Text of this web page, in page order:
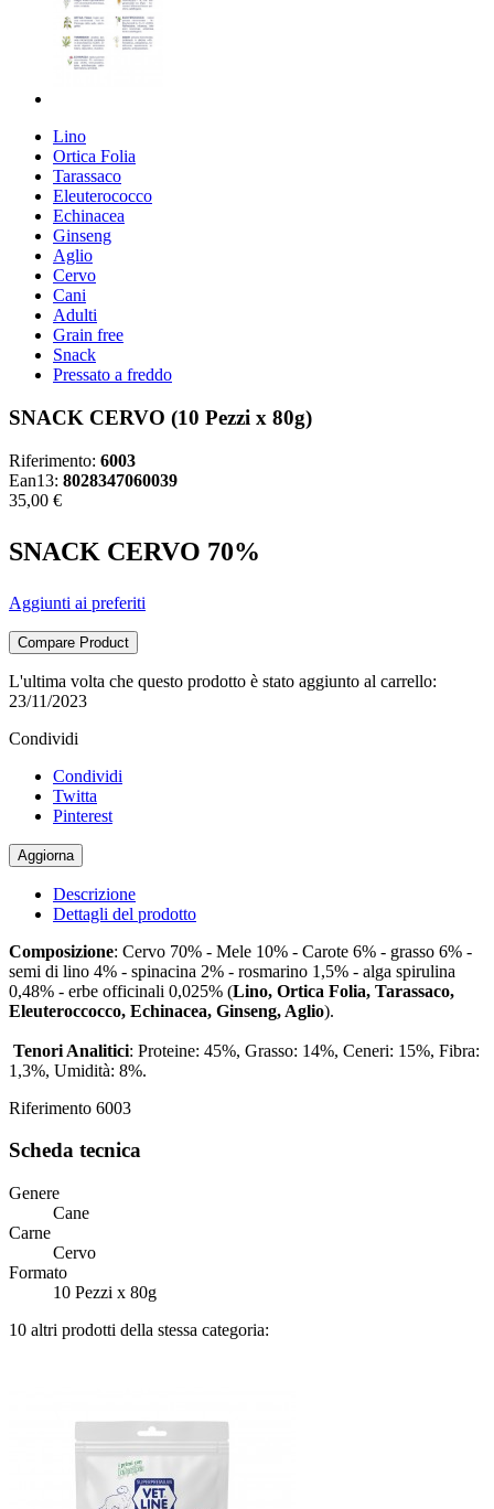
Lino
Ortica Folia
Tarassaco
Eleuterococco
Echinacea
Ginseng
Aglio
Cervo
Cani
Adulti
Grain free
Snack
Pressato a freddo
SNACK CERVO (10 Pezzi x 80g)
Riferimento: 6003
Ean13: 8028347060039
35,00 €
SNACK CERVO 70%
Aggiunti ai preferiti
Compare Product
L'ultima volta che questo prodotto è stato aggiunto al carrello:
23/11/2023
Condividi
Condividi
Twitta
Pinterest
Descrizione
Dettagli del prodotto
Composizione: Cervo 70% - Mele 10% - Carote 6% - grasso 6% -
semi di lino 4% - spinacina 2% - rosmarino 1,5% - alga spirulina
0,48% - erbe officinali 0,025% (Lino, Ortica Folia, Tarassaco,
Eleuteroccocco, Echinacea, Ginseng, Aglio).
Tenori Analitici: Proteine: 45%, Grasso: 14%, Ceneri: 15%, Fibra:
1,3%, Umidità: 8%.
Riferimento 6003
Scheda tecnica
Genere
Cane
Carne
Cervo
Formato
10 Pezzi x 80g
10 altri prodotti della stessa categoria: